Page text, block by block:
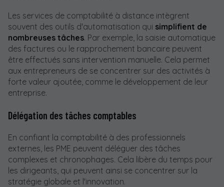
Les services de comptabilité à distance intègrent
souvent des outils d'automatisation qui simplifient de
nombreuses tâches. Par exemple, la saisie automatique
des factures ou le rapprochement bancaire peuvent
être effectués sans intervention manuelle. Cela permet
aux entrepreneurs de se concentrer sur des activités à
forte valeur ajoutée, comme le développement de leur
entreprise.
Délégation des tâches comptables
En confiant la comptabilité à des professionnels
externes, les PME peuvent déléguer des tâches
complexes et chronophages. Cela libère du temps pour
les dirigeants, qui peuvent ainsi se concentrer sur la
stratégie globale et l'innovation.